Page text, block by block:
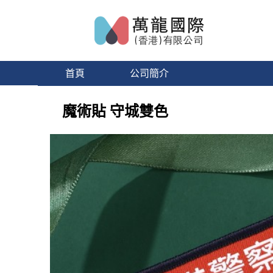
首頁 公司簡介
魔術貼 守城雙色